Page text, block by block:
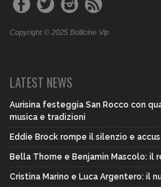
Copyright © 2025 Bollicine Vip
LATEST NEWS
Aurisina festeggia San Rocco con
musica e tradizioni
Eddie Brock rompe il silenzio e
Bella Thorne e Benjamin Mascolo: il
Cristina Marino e Luca Argentero: il